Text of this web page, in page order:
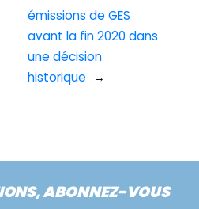
émissions de GES
avant la fin 2020 dans
une décision
historique
→
ABONNEZ-VOUS